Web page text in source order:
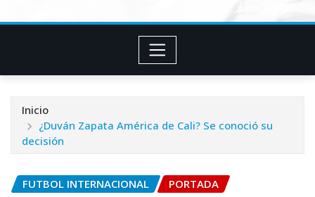
Inicio
¿Duván Zapata América de Cali? Se conoció su
decisión
FUTBOL INTERNACIONAL PORTADA